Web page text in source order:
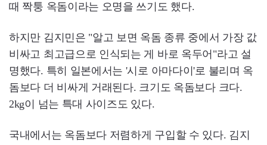
때 짝퉁 옥돔이라는 오명을 쓰기도 했다.
하지만 김지민은 "알고 보면 옥돔 종류 중에서 가장 값
비싸고 최고급으로 인식되는 게 바로 옥두어"라고 설
명했다. 특히 일본에서는 '시로 아마다이'로 불리며 옥
돔보다 더 비싸게 거래된다. 크기도 옥돔보다 크다.
2kg이 넘는 특대 사이즈도 있다.
국내에서는 옥돔보다 저렴하게 구입할 수 있다. 김지